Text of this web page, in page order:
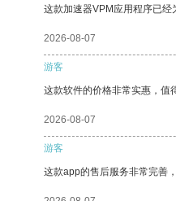
这款加速器VPM应用程序已经
2026-08-07
游客
这款软件的价格非常实惠，值
2026-08-07
游客
这款app的售后服务非常完善